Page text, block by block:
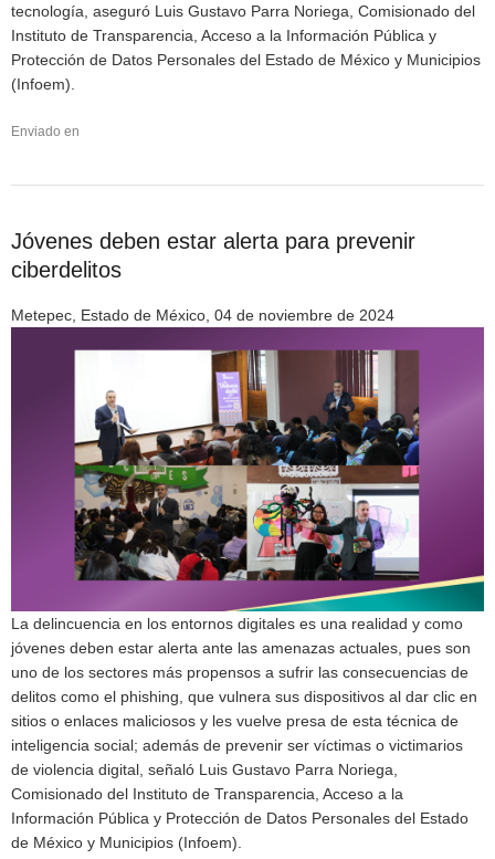
tecnología, aseguró Luis Gustavo Parra Noriega, Comisionado del
Instituto de Transparencia, Acceso a la Información Pública y
Protección de Datos Personales del Estado de México y Municipios
(Infoem).
Enviado en
Jóvenes deben estar alerta para prevenir
ciberdelitos
Metepec, Estado de México, 04 de noviembre de 2024
La delincuencia en los entornos digitales es una realidad y como
jóvenes deben estar alerta ante las amenazas actuales, pues son
uno de los sectores más propensos a sufrir las consecuencias de
delitos como el phishing, que vulnera sus dispositivos al dar clic en
sitios o enlaces maliciosos y les vuelve presa de esta técnica de
inteligencia social; además de prevenir ser víctimas o victimarios
de violencia digital, señaló Luis Gustavo Parra Noriega,
Comisionado del Instituto de Transparencia, Acceso a la
Información Pública y Protección de Datos Personales del Estado
de México y Municipios (Infoem).